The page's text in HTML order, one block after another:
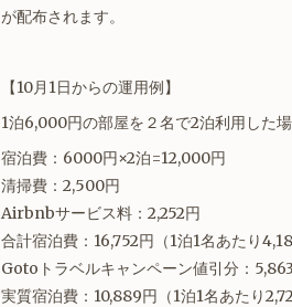
が配布されます。
【10月1日からの運用例】
1泊6,000円の部屋を２名で2泊利用した
宿泊費：6000円×2泊=12,000円
清掃費：2,500円
Airbnbサービス料：2,252円
合計宿泊費：16,752円（1泊1名あたり
Gotoトラベルキャンペーン値引分：5,863
実質宿泊費：10,889円（1泊1名あたり